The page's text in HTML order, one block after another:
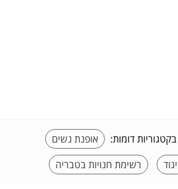
דומות:
אופנת נשים
רשימת חנויות בטבריה